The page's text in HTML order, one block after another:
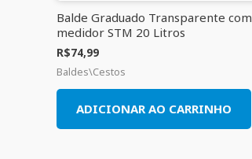
Balde Graduado Transparente com
medidor STM 20 Litros
R$74,99
Baldes\Cestos
ADICIONAR AO CARRINHO